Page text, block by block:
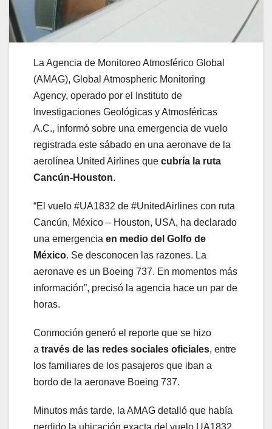
La Agencia de Monitoreo Atmosférico Global
(AMAG), Global Atmospheric Monitoring
Agency, operado por el Instituto de
Investigaciones Geológicas y Atmosféricas
A.C., informó sobre una emergencia de vuelo
registrada este sábado en una aeronave de la
aerolínea United Airlines que cubría la ruta
Cancún-Houston.
“El vuelo #UA1832 de #UnitedAirlines con ruta
Cancún, México – Houston, USA, ha declarado
una emergencia en medio del Golfo de
México. Se desconocen las razones. La
aeronave es un Boeing 737. En momentos más
información”, precisó la agencia hace un par de
horas.
Conmoción generó el reporte que se hizo
a través de las redes sociales oficiales, entre
los familiares de los pasajeros que iban a
bordo de la aeronave Boeing 737.
Minutos más tarde, la AMAG detalló que había